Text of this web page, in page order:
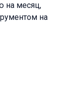
на месяц,
на